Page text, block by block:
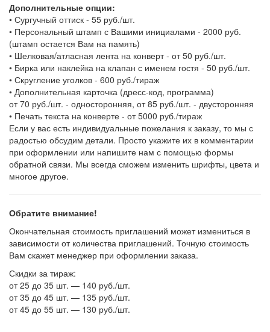
Дополнительные опции:
• Сургучный оттиск - 55 руб./шт.
• Персональный штамп с Вашими инициалами - 2000 руб.
(штамп остается Вам на память)
• Шелковая/атласная лента на конверт - от 50 руб./шт.
• Бирка или наклейка на клапан с именем гостя - 50 руб./шт.
• Скругление уголков - 600 руб./тираж
• Дополнительная карточка (дресс-код, программа)
от 70 руб./шт. - односторонняя, от 85 руб./шт. - двусторонняя
• Печать текста на конверте - от 5000 руб./тираж
Если у вас есть индивидуальные пожелания к заказу, то мы с
радостью обсудим детали. Просто укажите их в комментарии
при оформлении или напишите нам с помощью формы
обратной связи. Мы всегда сможем изменить шрифты, цвета и
многое другое.
Обратите внимание!
Окончательная стоимость приглашений может измениться в
зависимости от количества приглашений. Точную стоимость
Вам скажет менеджер при оформлении заказа.
Скидки за тираж:
от 25 до 35 шт. — 140 руб./шт.
от 35 до 45 шт. — 135 руб./шт.
от 45 до 55 шт. — 130 руб./шт.